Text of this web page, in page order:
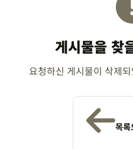
게시물을 찾
요청하신 게시물이 삭제
목록